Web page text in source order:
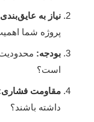
نیاز به
پروژه شما
بودجه:
است؟
مقاومت
داشته باشند؟